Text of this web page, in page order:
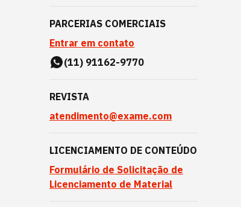
PARCERIAS COMERCIAIS
Entrar em contato
(11) 91162-9770
REVISTA
atendimento@exame.com
LICENCIAMENTO DE CONTEÚDO
Formulário de Solicitação de
Licenciamento de Material